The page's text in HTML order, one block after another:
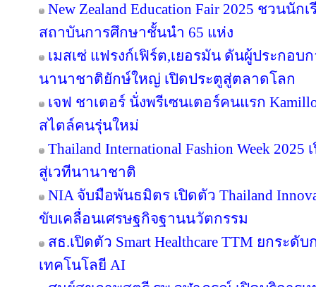
New Zealand Education Fair 2025 ชวนนั
สถาบันการศึกษาชั้นนำ 65 แห่ง
เมสเซ่ แฟรงก์เฟิร์ต,เยอรมัน ดันผู้ประกอบ
นานาชาติยักษ์ใหญ่ เปิดประตูสู่ตลาดโลก
เจฟ ชาเตอร์ นั่งพรีเซนเตอร์คนแรก
สไตล์คนรุ่นใหม่
Thailand International Fashion Week
สู่เวทีนานาชาติ
NIA จับมือพันธมิตร เปิดตัว Thailand
ขับเคลื่อนเศรษฐกิจฐานนวัตกรรม
สธ.เปิดตัว Smart Healthcare TTM ยกระ
เทคโนโลยี AI